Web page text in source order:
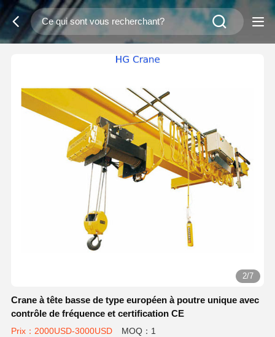
2/7
Crane à tête basse de type européen à poutre unique avec
contrôle de fréquence et certification CE
Prix：2000USD-3000USD MOQ：1